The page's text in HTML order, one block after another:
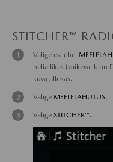
STITCHER™
Valige esilehel
heliallikas (vaikevalik on
kuva allosas.
Valige MEELELAHUTUS.
Valige STITCHER™.